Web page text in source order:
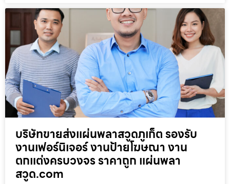
บริษัทขายส่งแผ่นพลาสวูดภูเก็ต รองรับ
งานเฟอร์นิเจอร์ งานป้ายโฆษณา งาน
ตกแต่งครบวงจร ราคาถูก แผ่นพลา
สวูด.com